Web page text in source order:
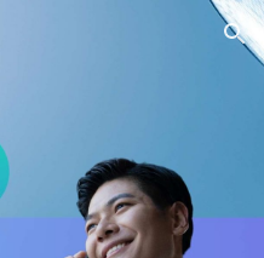
Skip to navigation